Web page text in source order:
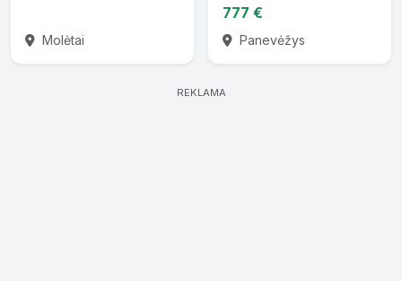
Molėtai
777 €
Panevėžys
REKLAMA